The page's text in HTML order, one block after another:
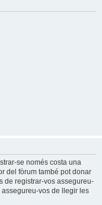
se només costa una
del fòrum també pot donar
de registrar-vos assegureu-
vos de llegir les